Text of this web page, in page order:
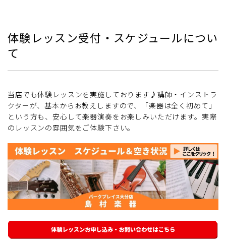
体験レッスン受付・スケジュールについ
て
当店でも体験レッスンを実施しております♪講師・インストラ
クターが、基本からお教えしますので、「楽器は全く初めて」
という方も、安心して楽器演奏をお楽しみいただけます。実際
のレッスンの雰囲気をご体験下さい。